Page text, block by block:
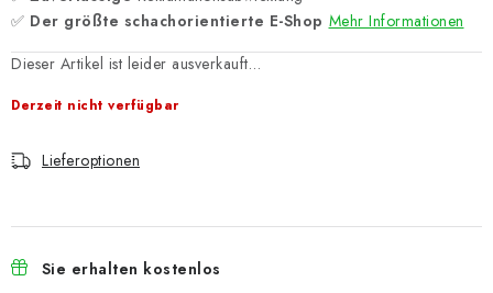
✅ Der größte schachorientierte E-Shop Mehr Informationen
Dieser Artikel ist leider ausverkauft…
Derzeit nicht verfügbar
Lieferoptionen
Sie erhalten kostenlos